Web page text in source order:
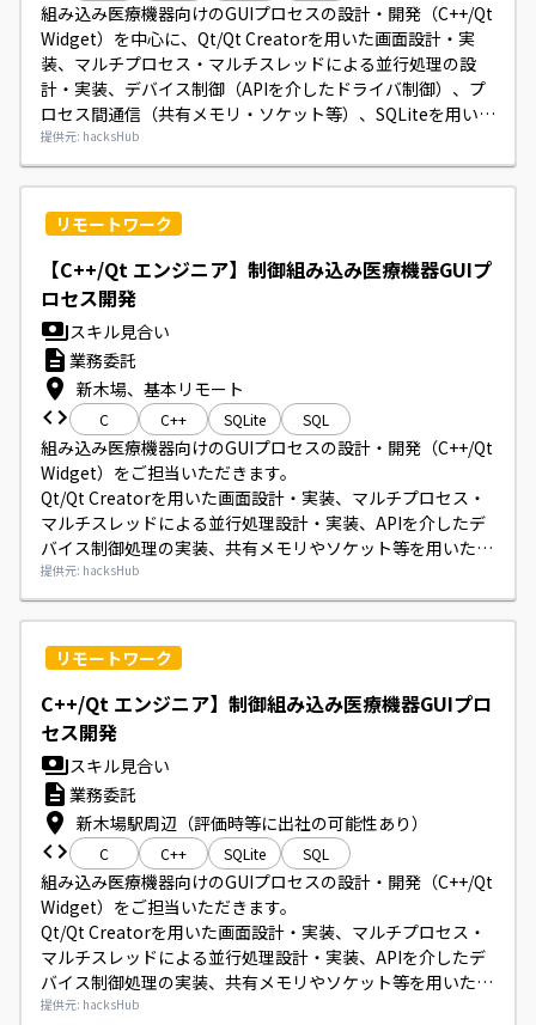
組み込み医療機器向けのGUIプロセスの設計・開発（C++/Qt
Widget）を中心に、Qt/Qt Creatorを用いた画面設計・実
装、マルチプロセス・マルチスレッドによる並行処理の設
計・実装、デバイス制御（APIを介したドライバ制御）、プ
ロセス間通信（共有メモリ・ソケット等）、SQLiteを用いた
データベース設計・実装、並びに基本設計から結合テストま
での工程をご担当いただきます。
提供元: hacksHub
リモートワーク
【C++/Qt エンジニア】制御組み込み医療機器GUIプ
ロセス開発
スキル見合い
業務委託
新木場、基本リモート
C C++ SQLite SQL
組み込み医療機器向けのGUIプロセスの設計・開発（C++/Qt
Widget）をご担当いただきます。
Qt/Qt Creatorを用いた画面設計・実装、マルチプロセス・
マルチスレッドによる並行処理設計・実装、APIを介したデ
バイス制御処理の実装、共有メモリやソケット等を用いたプ
ロセス間通信の設計・実装、SQLiteを用いたデータベース設
計・実装、並びに基本設計から結合テストまでの工程（設計
書・テスト仕様書作成含む）をお願いします。
提供元: hacksHub
リモートワーク
C++/Qt エンジニア】制御組み込み医療機器GUIプロ
セス開発
スキル見合い
業務委託
新木場駅周辺（評価時等に出社の可能性あり）
C C++ SQLite SQL
組み込み医療機器向けのGUIプロセスの設計・開発（C++/Qt
Widget）をご担当いただきます。
Qt/Qt Creatorを用いた画面設計・実装、マルチプロセス・
マルチスレッドによる並行処理設計・実装、APIを介したデ
バイス制御処理の実装、共有メモリやソケット等を用いたプ
ロセス間通信の設計・実装、SQLiteを用いたデータベース設
提供元: hacksHub